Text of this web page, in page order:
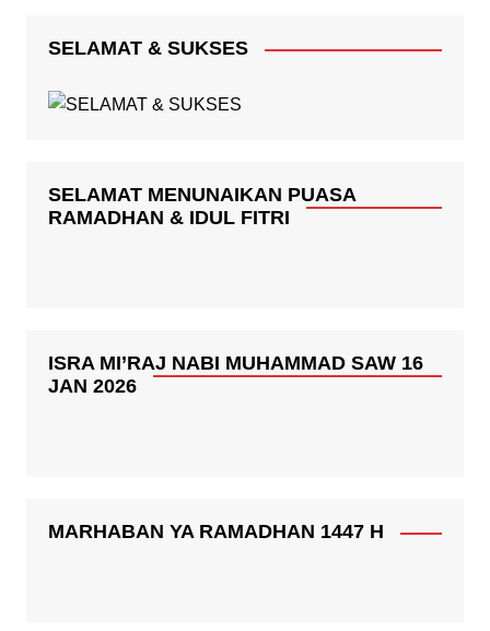
SELAMAT & SUKSES
SELAMAT MENUNAIKAN PUASA
RAMADHAN & IDUL FITRI
ISRA MI’RAJ NABI MUHAMMAD SAW 16
JAN 2026
MARHABAN YA RAMADHAN 1447 H